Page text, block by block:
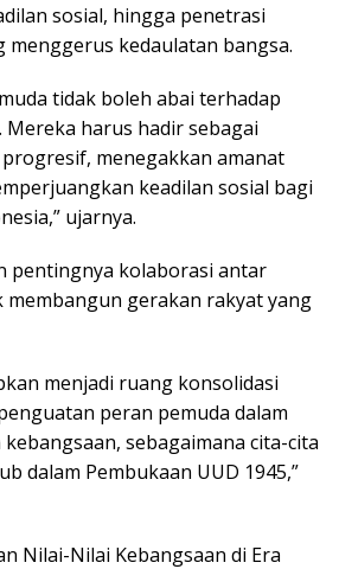
sosial, hingga penetrasi
menggerus kedaulatan bangsa.
tidak boleh abai terhadap
Mereka harus hadir sebagai
menegakkan amanat
keadilan sosial bagi
ujarnya.
pentingnya kolaborasi antar
membangun gerakan rakyat yang
menjadi ruang konsolidasi
peran pemuda dalam
sebagaimana cita-cita
dalam Pembukaan UUD 1945,”
Nilai-Nilai Kebangsaan di Era